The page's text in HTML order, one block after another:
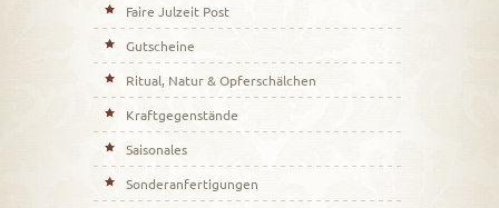
Faire Julzeit Post
Gutscheine
Ritual, Natur & Opferschälchen
Kraftgegenstände
Saisonales
Sonderanfertigungen